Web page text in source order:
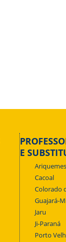
E
Ariquemes
Cacoal
Colorado
Guajará-
Jaru
Ji-Paraná
Porto